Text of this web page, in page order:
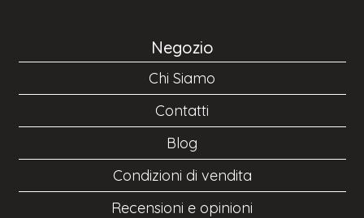
Negozio
Chi Siamo
Contatti
Blog
Condizioni di vendita
Recensioni e opinioni